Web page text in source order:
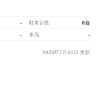
- 駐車台数 8台
- 車高 -
2026年7月24日 更新